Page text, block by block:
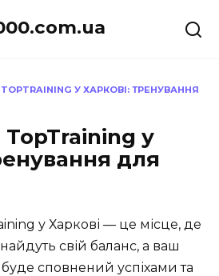
У ХАРКОВІ: ТРЕНУВАННЯ
TopTraining у
для
у Харкові — це місце, де
свій баланс, а ваш
сповнений успіхами та